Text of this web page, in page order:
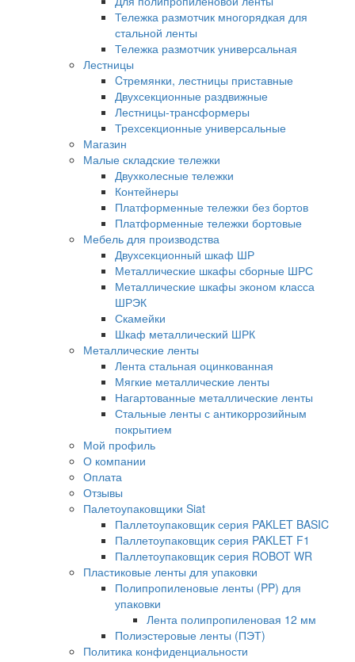
Тележка размотчик многорядкая для
стальной ленты
Тележка размотчик универсальная
Лестницы
Cтремянки, лестницы приставные
Двухсекционные раздвижные
Лестницы-трансформеры
Трехсекционные универсальные
Магазин
Малые складские тележки
Двухколесные тележки
Контейнеры
Платформенные тележки без бортов
Платформенные тележки бортовые
Мебель для производства
Двухсекционный шкаф ШР
Металлические шкафы сборные ШРС
Металлические шкафы эконом класса
ШРЭК
Скамейки
Шкаф металлический ШРК
Металлические ленты
Лента стальная оцинкованная
Мягкие металлические ленты
Нагартованные металлические ленты
Стальные ленты с антикоррозийным
покрытием
Мой профиль
О компании
Оплата
Отзывы
Палетоупаковщики Siat
Паллетоупаковщик серия PAKLET BASIC
Паллетоупаковщик серия PAKLET F1
Паллетоупаковщик серия ROBOT WR
Пластиковые ленты для упаковки
Полипропиленовые ленты (PP) для
упаковки
Лента полипропиленовая 12 мм
Полиэстеровые ленты (ПЭТ)
Политика конфиденциальности